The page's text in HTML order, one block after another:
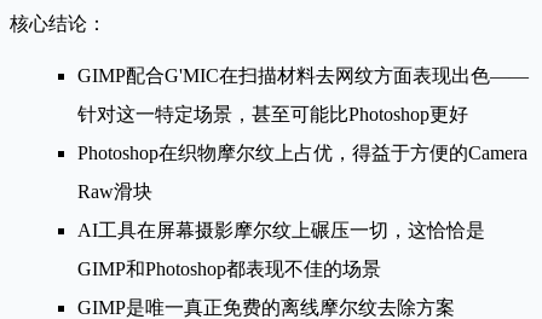
核心结论：
GIMP配合G'MIC在扫描材料去网纹方面表现出色——
针对这一特定场景，甚至可能比Photoshop更好
Photoshop在织物摩尔纹上占优 ，得益于方便的Camera
Raw滑块
AI工具在屏幕摄影摩尔纹上碾压一切 ，这恰恰是
GIMP和Photoshop都表现不佳的场景
GIMP是唯一真正免费的离线摩尔纹去除方案